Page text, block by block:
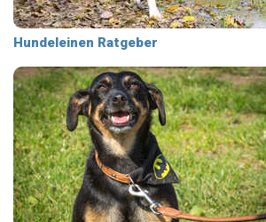
Hundeleinen Ratgeber